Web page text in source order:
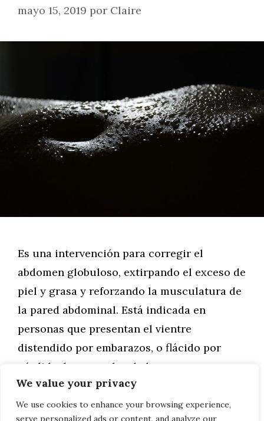
We value your privacy
We use cookies to enhance your browsing experience,
serve personalized ads or content, and analyze our
mayo 15, 2019 por Claire
Es una intervención para corregir el
abdomen globuloso, extirpando el exceso de
piel y grasa y reforzando la musculatura de
la pared abdominal. Está indicada en
personas que presentan el vientre
distendido por embarazos, o flácido por
pérdida de peso o la edad, o con una
prominente adiposidad. Con la intervención
se busca un abdomen más plano, más firme